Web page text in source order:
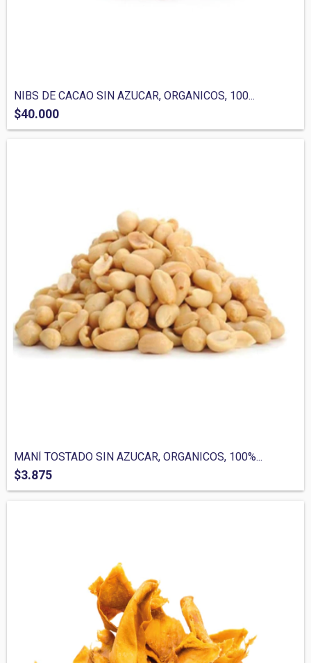
NIBS DE CACAO SIN AZUCAR, ORGANICOS, 100...
$40.000
MANÍ TOSTADO SIN AZUCAR, ORGANICOS, 100%...
$3.875